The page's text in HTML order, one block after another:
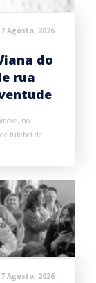
7 Agosto, 2026
do
rua
no
futebol de
7 Agosto, 2026